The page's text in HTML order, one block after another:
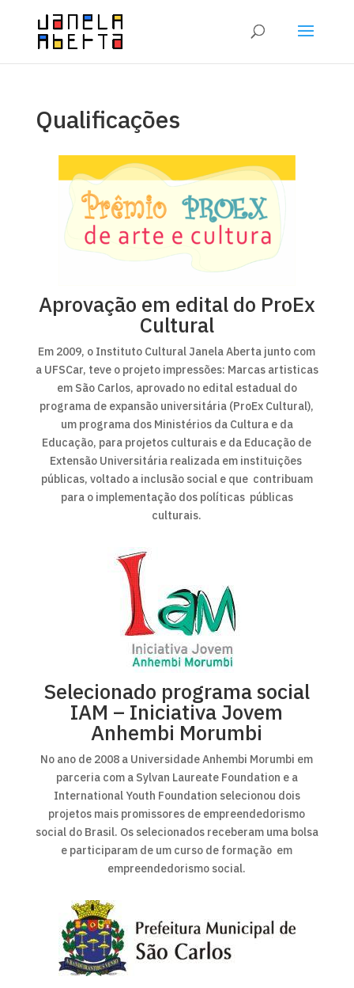
Qualificações
Aprovação em edital do ProEx
Cultural
Em 2009, o Instituto Cultural Janela Aberta junto com
a UFSCar, teve o projeto impressões: Marcas artisticas
em São Carlos, aprovado no edital estadual do
programa de expansão universitária (ProEx Cultural),
um programa dos Ministérios da Cultura e da
Educação, para projetos culturais e da Educação de
Extensão Universitária realizada em instituições
públicas, voltado a inclusão social e que contribuam
para o implementação dos políticas públicas
culturais.
Selecionado programa social
IAM – Iniciativa Jovem
Anhembi Morumbi
No ano de 2008 a Universidade Anhembi Morumbi em
parceria com a Sylvan Laureate Foundation e a
International Youth Foundation selecionou dois
projetos mais promissores de empreendedorismo
social do Brasil. Os selecionados receberam uma bolsa
e participaram de um curso de formação em
empreendedorismo social.